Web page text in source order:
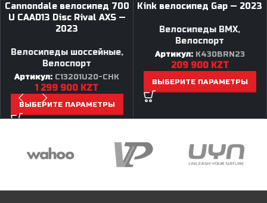
Cannondale велосипед 700
U CAAD13 Disc Rival AXS —
2023
Велосипеды шоссейные,
Велоспорт
Артикул: C13201U20-CHK
1 299 900 KZT
ВЫБЕРИТЕ ПАРАМЕТРЫ
Kink велосипед Gap — 2023
Велосипеды BMX,
Велоспорт
Артикул: K430BRN23
209 900 KZT
ВЫБЕРИТЕ ПАРАМЕТРЫ